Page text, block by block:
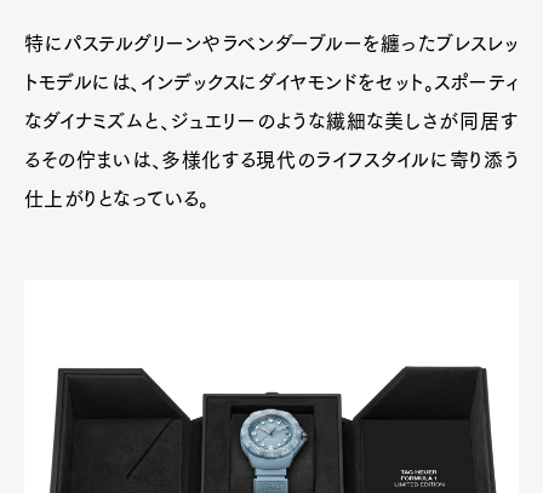
特にパステルグリーンやラベンダーブルーを纏ったブレスレッ
トモデルには、インデックスにダイヤモンドをセット。スポーティ
なダイナミズムと、ジュエリーのような繊細な美しさが同居す
るその佇まいは、多様化する現代のライフスタイルに寄り添う
仕上がりとなっている。